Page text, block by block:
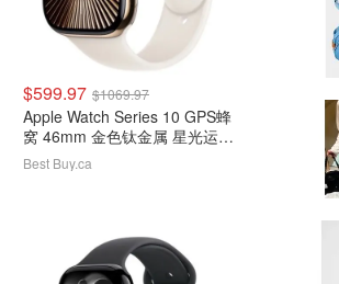
$599.97 $1069.97
Apple Watch Series 10 GPS蜂
窝 46mm 金色钛金属 星光运动
表带
Best Buy.ca